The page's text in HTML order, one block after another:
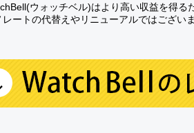
ウォッチベル)はより高い収益を得る
ートの代替えやリニューアルではございま